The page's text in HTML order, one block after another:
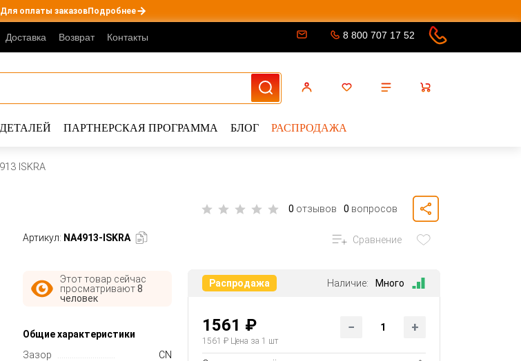
оплаты заказовПодробнее
Доставка Возврат Контакты 8 800 707 17 52
ПАРТНЕРСКАЯ ПРОГРАММА БЛОГ РАСПРОДАЖА
ISKRA
0 отзывов 0 вопросов
Артикул: NA4913-ISKRA
Этот товар сейчас
просматривают8
человек
Общие характеристики
Зазор
CN
Сравнение
Распродажа Наличие: Много
1561 ₽
1561 ₽Цена за 1 шт